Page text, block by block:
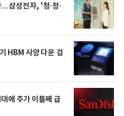
삼성전자, '청·정·
HBM 사양 다운 검
에 주가 이틀째 급